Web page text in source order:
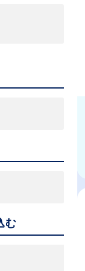
む